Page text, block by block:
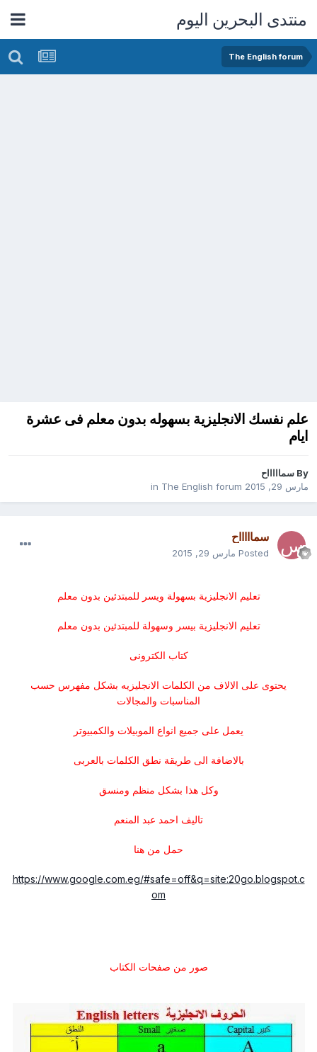
منتدى البحرين اليوم
The English forum
علم نفسك الانجليزية بسهوله بدون معلم فى عشرة
ايام
By سماااااح
مارس 29, 2015
in
The English forum
سماااااح
Posted مارس 29, 2015
تعليم الانجليزية بسهولة ويسر للمبتدئين بدون معلم
تعليم الانجليزية بيسر وسهولة للمبتدئين بدون معلم
كتاب الكترونى
يحتوى على الالاف من الكلمات الانجليزيه بشكل مفهرس حسب
المناسبات والمجالات
يعمل على جميع انواع الموبيلات والكمبيوتر
بالاضافة الى طريقة نطق الكلمات بالعربى
وكل هذا بشكل منظم ومنسق
تاليف احمد عبد المنعم
حمل من هنا
https://www.google.com.eg/#safe=off&q=site:20go.blogspot.c
om
صور من صفحات الكتاب